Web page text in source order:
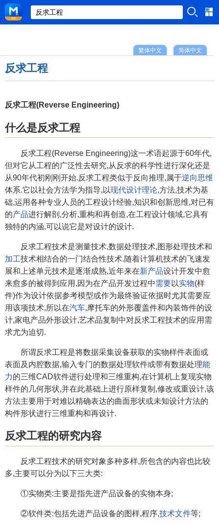
简体中文
繁体中文
反求工程
反求工程(Reverse Engineering)
什么是反求工程
反求工程(Reverse Engineering)这一术语起源于60年代,
但对它从工程的广泛性去研究,从反求的科学性进行深化还是
从90年代初刚刚开始.反求工程类似于反向推理,属于逆向思维
体系.它以社会方法学为指导,以现代设计理论,方法,技术为基
础,运用各种专业人员的工程设计经验,知识和创新思维,对已有
的产品进行解剖,分析,重构和再创造,在工程设计领域,它具有
独特的内涵,可以说它是对设计的设计.
反求工程技术是测量技术,数据处理技术,图形处理技术和
加工技术相结合的一门结合性技术.随着计算机技术的飞速发
展和上述单元技术是逐渐成熟,近年来在新产品设计开发中愈
来愈多的被得到应用,因为在产品开发过程中需要以实物(样
件)作为设计依据参考模型或作为最终验证依据时尤其需要应
用该项技术,所以在汽车,摩托车的外形覆盖件和内装饰件的设
计,家电产品外形设计,艺术品复制中对反求工程技术的应用需
求尤为迫切.
所谓反求工程是将数据采集设备获取的实物样件表面或
表面及内腔数据,输入专门的数据处理软件或带有数据处理能
力的三维CAD软件进行处理和三维重构,在计算机上复现实物
样件的几何形状,并在此基础上进行原样复制,修改或重设计,该
方法主要用于对难以精确表达的曲面形状或未知设计方法的
构件形状进行三维重构和再设计.
反求工程的研究内容
反求工程技术的研究对象多种多样,所包含的内容也比较
多,主要可以分为以下三大类:
①实物类:主要是指先进产品设备的实物本身;
②软件类:包括先进产品设备的图样,程序,技术文件等;